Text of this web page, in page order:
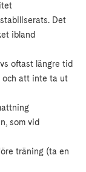
Det
ibland
oftast längre tid
och att inte ta ut
som vid
träning (ta en